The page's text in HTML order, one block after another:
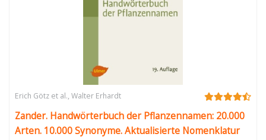
Erich Götz et al., Walter Erhardt
Zander. Handwörterbuch der Pflanzennamen: 20.000
Arten. 10.000 Synonyme. Aktualisierte Nomenklatur